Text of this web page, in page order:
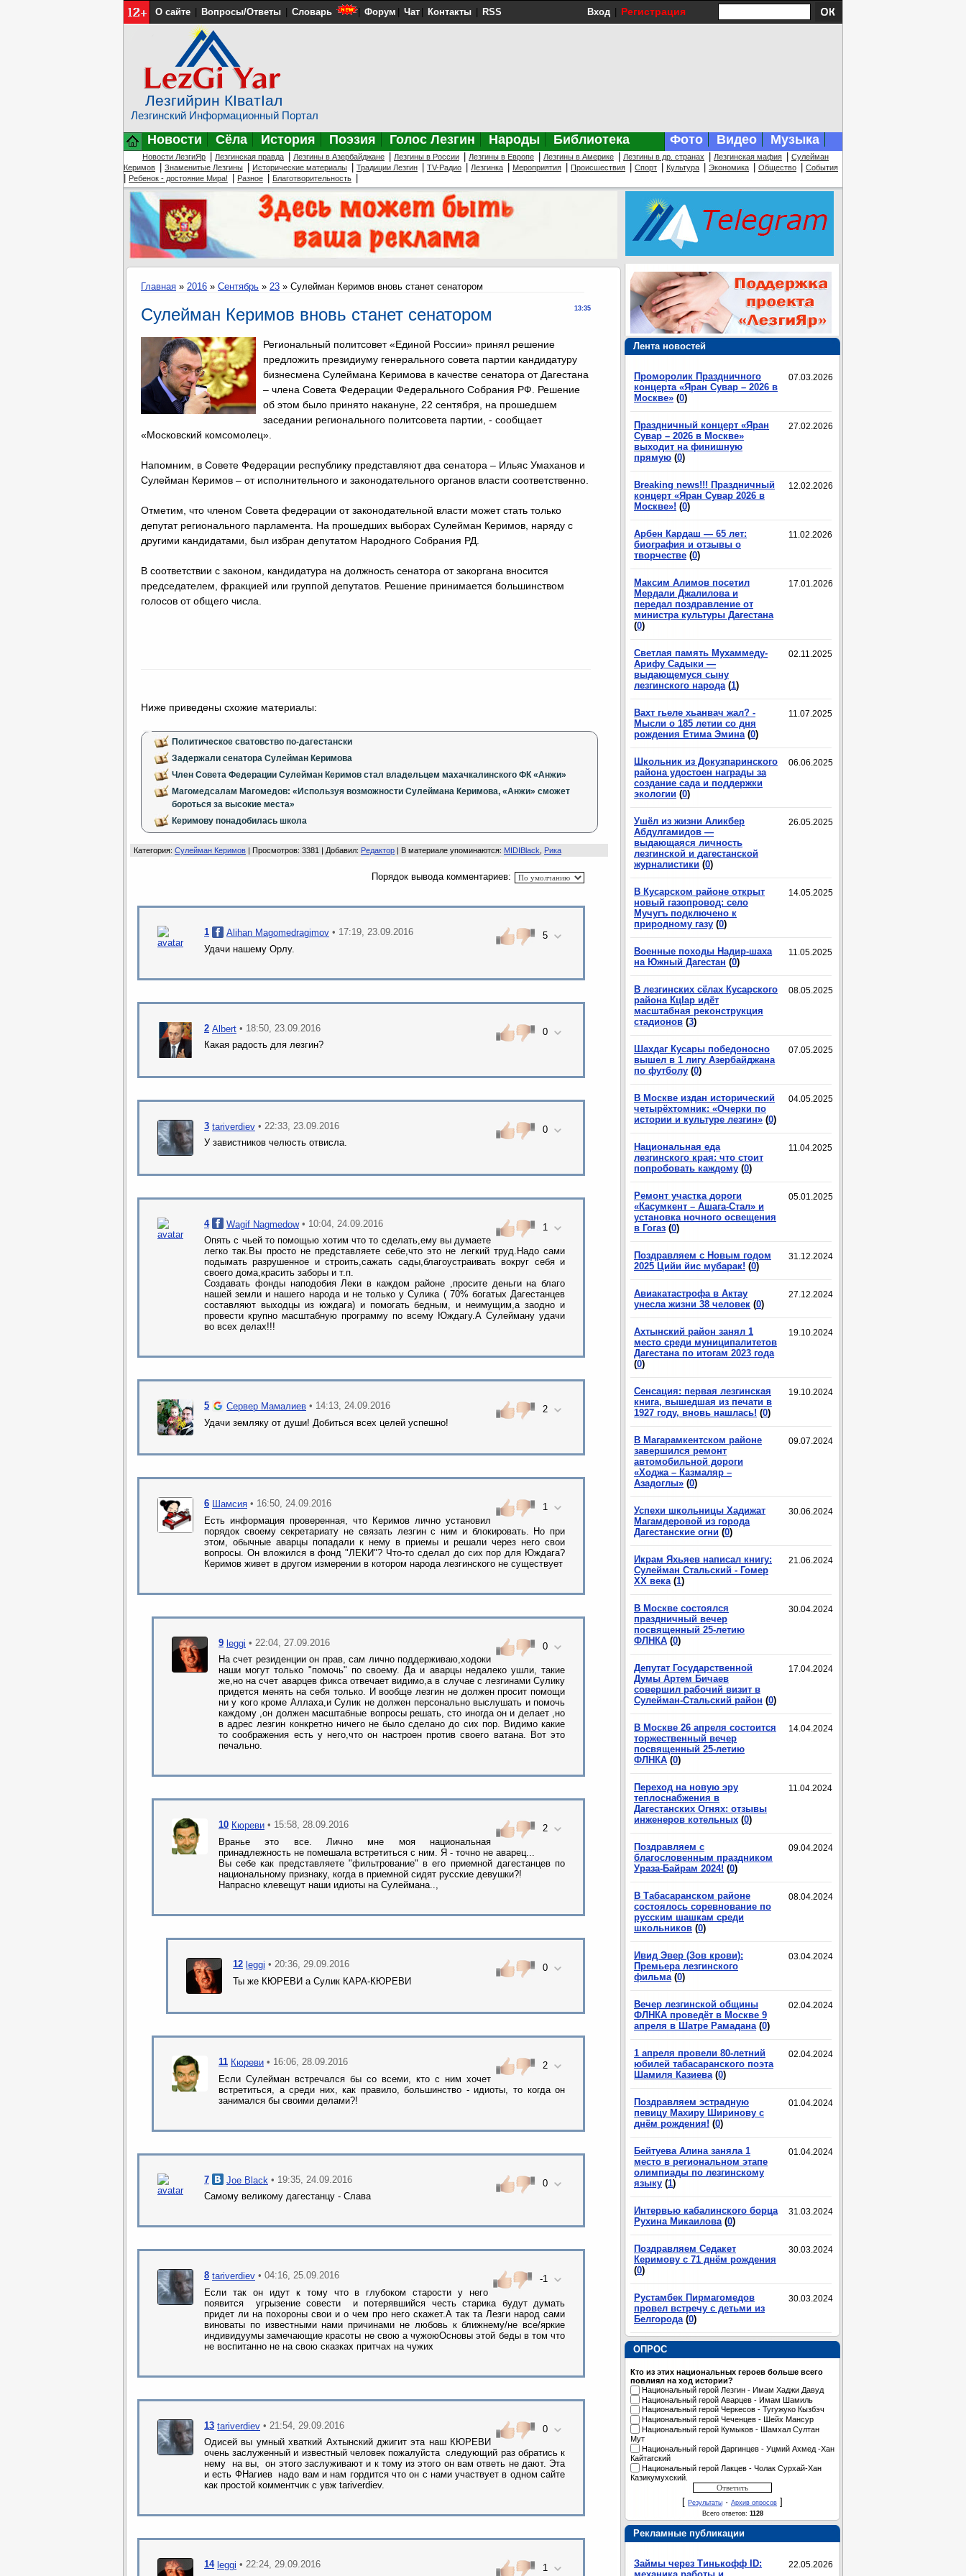
О сайте Вопросы/Ответы Словарь Форум Чат Контакты RSS Вход Регистрация
Лезгийрин КIватIал
Лезгинский Информационный Портал
Новости Сёла История Поэзия Голос Лезгин Народы Библиотека Фото Видео Музыка
Новости ЛезгиЯр Лезгинская правда Лезгины в Азербайджане Лезгины в России Лезгины в Европе Лезгины в Америке Лезгины в др. странах Лезгинская мафия
Сулейман
Керимов
Знаменитые Лезгины Исторические материалы Традиции Лезгин TV-Радио Лезгинка Мероприятия Происшествия Спорт Культура Экономика Общество События
Ребенок - достояние Мира! Разное Благотворительность
Лента новостей
07.03.2026
Проморолик Праздничного
концерта «Яран Сувар – 2026 в
Москве» (0)
27.02.2026
Праздничный концерт «Яран
Сувар – 2026 в Москве»
выходит на финишную
прямую (0)
12.02.2026
Breaking news!!! Праздничный
концерт «Яран Сувар 2026 в
Москве»! (0)
11.02.2026
Арбен Кардаш — 65 лет:
биография и отзывы о
творчестве (0)
17.01.2026
Максим Алимов посетил
Мердали Джалилова и
передал поздравление от
министра культуры Дагестана
(0)
02.11.2025
Светлая память Мухаммеду-
Арифу Садыки —
выдающемуся сыну
лезгинского народа (1)
11.07.2025
Вахт гьеле хьанвач жал? -
Мысли о 185 летии со дня
рождения Етима Эмина (0)
06.06.2025
Школьник из Докузпаринского
района удостоен награды за
создание сада и поддержки
экологии (0)
26.05.2025
Ушёл из жизни Аликбер
Абдулгамидов —
выдающаяся личность
лезгинской и дагестанской
журналистики (0)
14.05.2025
В Кусарском районе открыт
новый газопровод: село
Мучугъ подключено к
природному газу (0)
11.05.2025
Военные походы Надир-шаха
на Южный Дагестан (0)
08.05.2025
В лезгинских сёлах Кусарского
района КцIар идёт
масштабная реконструкция
стадионов (3)
07.05.2025
Шахдаг Кусары победоносно
вышел в 1 лигу Азербайджана
по футболу (0)
04.05.2025
В Москве издан исторический
четырёхтомник: «Очерки по
истории и культуре лезгин» (0)
11.04.2025
Национальная еда
лезгинского края: что стоит
попробовать каждому (0)
05.01.2025
Ремонт участка дороги
«Касумкент – Ашага-Стал» и
установка ночного освещения
в Гогаз (0)
31.12.2024
Поздравляем с Новым годом
2025 Цийи йис мубарак! (0)
27.12.2024
Авиакатастрофа в Актау
унесла жизни 38 человек (0)
19.10.2024
Ахтынский район занял 1
место среди муниципалитетов
Дагестана по итогам 2023 года
(0)
19.10.2024
Сенсация: первая лезгинская
книга, вышедшая из печати в
1927 году, вновь нашлась! (0)
09.07.2024
В Магарамкентском районе
завершился ремонт
автомобильной дороги
«Ходжа – Казмаляр –
Азадоглы» (0)
30.06.2024
Успехи школьницы Хадижат
Магамдеровой из города
Дагестанские огни (0)
21.06.2024
Икрам Яхьяев написал книгу:
Сулейман Стальский - Гомер
XX века (1)
30.04.2024
В Москве состоялся
праздничный вечер
посвященный 25-летию
ФЛНКА (0)
17.04.2024
Депутат Государственной
Думы Артем Бичаев
совершил рабочий визит в
Сулейман-Стальский район (0)
14.04.2024
В Москве 26 апреля состоится
торжественный вечер
посвященный 25-летию
ФЛНКА (0)
11.04.2024
Переход на новую эру
теплоснабжения в
Дагестанских Огнях: отзывы
инженеров котельных (0)
09.04.2024
Поздравляем с
благословенным праздником
Ураза-Байрам 2024! (0)
08.04.2024
В Табасаранском районе
состоялось соревнование по
русским шашкам среди
школьников (0)
03.04.2024
Ивид Эвер (Зов крови):
Премьера лезгинского
фильма (0)
02.04.2024
Вечер лезгинской общины
ФЛНКА проведёт в Москве 9
апреля в Шатре Рамадана (0)
02.04.2024
1 апреля провели 80-летний
юбилей табасаранского поэта
Шамиля Казиева (0)
01.04.2024
Поздравляем эстрадную
певицу Махиру Ширинову с
днём рождения! (0)
01.04.2024
Бейтуева Алина заняла 1
место в региональном этапе
олимпиады по лезгинскому
языку (1)
31.03.2024
Интервью кабалинского борца
Рухина Микаилова (0)
30.03.2024
Поздравляем Седакет
Керимову с 71 днём рождения
(0)
30.03.2024
Рустамбек Пирмагомедов
провел встречу с детьми из
Белгорода (0)
ОПРОС
Кто из этих национальных героев больше всего
повлиял на ход истории?
Национальный герой Лезгин - Имам Хаджи Давуд
Национальный герой Аварцев - Имам Шамиль
Национальный герой Черкесов - Тугужуко Кызбэч
Национальный герой Чеченцев - Шейх Мансур
Национальный герой Кумыков - Шамхал Султан
Мут
Национальный герой Даргинцев - Уцмий Ахмед -Хан
Кайтагский
Национальный герой Лакцев - Чолак Сурхай-Хан
Казикумухский.
[ Результаты · Архив опросов ]
Всего ответов: 1128
Рекламные публикации
22.05.2026
Займы через Тинькофф ID:
Главная » 2016 » Сентябрь » 23 » Сулейман Керимов вновь станет сенатором
13:35
Сулейман Керимов вновь станет сенатором
Региональный политсовет «Единой России» принял решение
предложить президиуму генерального совета партии кандидатуру
бизнесмена Сулеймана Керимова в качестве сенатора от Дагестана
– члена Совета Федерации Федерального Собрания РФ. Решение
об этом было принято накануне, 22 сентября, на прошедшем
заседании регионального политсовета партии, - сообщает
«Московский комсомолец».
Напомним, в Совете Федерации республику представляют два сенатора – Ильяс Умаханов и
Сулейман Керимов – от исполнительного и законодательного органов власти соответственно.
Отметим, что членом Совета федерации от законодательной власти может стать только
депутат регионального парламента. На прошедших выборах Сулейман Керимов, наряду с
другими кандидатами, был избран депутатом Народного Собрания РД.
В соответствии с законом, кандидатура на должность сенатора от закоргана вносится
председателем, фракцией или группой депутатов. Решение принимается большинством
голосов от общего числа.
Ниже приведены схожие материалы:
Политическое сватовство по-дагестански
Задержали сенатора Сулейман Керимова
Член Совета Федерации Сулейман Керимов стал владельцем махачкалинского ФК «Анжи»
Магомедсалам Магомедов: «Используя возможности Сулеймана Керимова, «Анжи» сможет
бороться за высокие места»
Керимову понадобилась школа
Категория: Сулейман Керимов | Просмотров: 3381 | Добавил: Редактор | В материале упоминаются: MIDIBlack Рика
Порядок вывода комментариев:
5
1 Alihan Magomedragimov • 17:19, 23.09.2016
Удачи нашему Орлу.
0
2 Albert • 18:50, 23.09.2016
Какая радость для лезгин?
0
3 tariverdiev • 22:33, 23.09.2016
У завистников челюсть отвисла.
1
4 Wagif Nagmedow • 10:04, 24.09.2016
Опять с чьей то помощью хотим что то сделать,ему вы думаете
легко так.Вы просто не представляете себе,что это не легкий труд.Надо сами
подымать разрушенное и строить,сажать сады,благоустраивать вокруг себя и
своего дома,красить заборы и т.п.
Создавать фонды наподобия Леки в каждом районе ,просите деньги на благо
нашей земли и нашего народа и не только у Сулика ( 70% богатых Дагестанцев
составляют выходцы из юждага) и помогать бедным, и неимущим,а заодно и
провести крупно масштабную программу по всему Юждагу.А Сулейману удачи
во всех делах!!!
2
5 Сервер Мамалиев • 14:13, 24.09.2016
Удачи земляку от души! Добиться всех целей успешно!
1
6 Шамсия • 16:50, 24.09.2016
Есть информация проверенная, что Керимов лично установил
порядок своему секретариату не связать лезгин с ним и блокировать. Но при
этом, обычные аварцы попадали к нему в приемы и решали через него свои
вопросы. Он вложился в фонд "ЛЕКИ"? Что-то сделал до сих пор для Юждага?
Керимов живет в другом измерении в котором народа лезгинского не существует
0
9 leggi • 22:04, 27.09.2016
На счет резиденции он прав, сам лично поддерживаю,ходоки
наши могут только "помочь" по своему. Да и аварцы недалеко ушли, такие
же,но на счет аварцев фикса отвечает видимо,а в случае с лезгинами Сулику
придется менять на себя только. И вообще лезгин не должен просит помощи
ни у кого кроме Аллаха,и Сулик не должен персонально выслушать и помочь
каждому ,он должен масштабные вопросы решать, сто иногда он и делает ,но
в адрес лезгин конкретно ничего не было сделано до сих пор. Видимо какие
то соображения есть у него,что он настроен против своего ватана. Вот это
печально.
2
10 Кюреви • 15:58, 28.09.2016
Вранье это все. Лично мне моя национальная
принадлежность не помешала встретиться с ним. Я - точно не аварец...
Вы себе как представляете "фильтрование" в его приемной дагестанцев по
национальному признаку, когда в приемной сидят русские девушки?!
Напрасно клевещут наши идиоты на Сулеймана..,
0
12 leggi • 20:36, 29.09.2016
Ты же КЮРЕВИ а Сулик КАРА-КЮРЕВИ
2
11 Кюреви • 16:06, 28.09.2016
Если Сулейман встречался бы со всеми, кто с ним хочет
встретиться, а среди них, как правило, большинство - идиоты, то когда он
занимался бы своими делами?!
0
7 Joe Black • 19:35, 24.09.2016
Самому великому дагестанцу - Слава
-1
8 tariverdiev • 04:16, 25.09.2016
Если так он идут к тому что в глубоком старости у него
появится угрызение совести и потерявшийся честь старика будут думать
придет ли на похороны свои и о чем про него скажет.А так та Лезги народ сами
виноваты по известными нами причинами не любовь к ближнему/не все/яркие
индивидуумы замечающие красоты не свою а чужоюОсновы этой беды в том что
не воспитанно не на свою сказках притчах на чужих
0
13 tariverdiev • 21:54, 29.09.2016
Одисей вы умный хваткий Ахтынский джигит эта наш КЮРЕВИ
очень заслуженный и известный человек пожалуйста следующий раз обратись к
нему на вы, он этого заслуживают и к тому из этого он вам ответь не дают. Эта
и есть ФНагиев надо вам и нам гордится что он с нами участвует в одном сайте
как простой комментчик с увж tariverdiev.
1
14 leggi • 22:24, 29.09.2016